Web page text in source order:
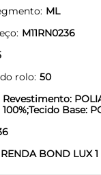
ML
M11RN0236
rolo 50
Revestimento:
100%;Tecido Base:
RENDA BOND LUX 1